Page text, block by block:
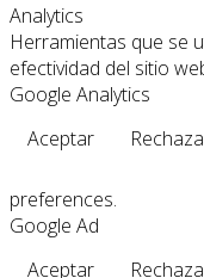
Analytics
Herramientas que se
efectividad del sitio
Google Analytics
Aceptar
preferences.
Google Ad
Aceptar